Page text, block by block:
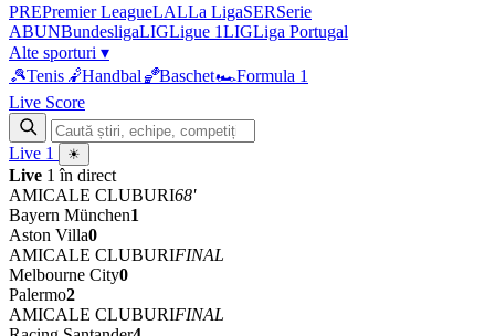
PREPremier LeagueLALLa LigaSERSerie
ABUNBundesligaLIGLigue 1LIGLiga Portugal
Alte sporturi ▾
🎾Tenis 🤾Handbal🏀Baschet🏎Formula 1
Live Score
Live 1 ☀
Live 1 în direct
AMICALE CLUBURI68'
Bayern München1
Aston Villa0
AMICALE CLUBURIFINAL
Melbourne City0
Palermo2
AMICALE CLUBURIFINAL